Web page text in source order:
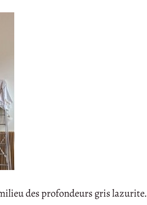
des profondeurs gris lazurite.